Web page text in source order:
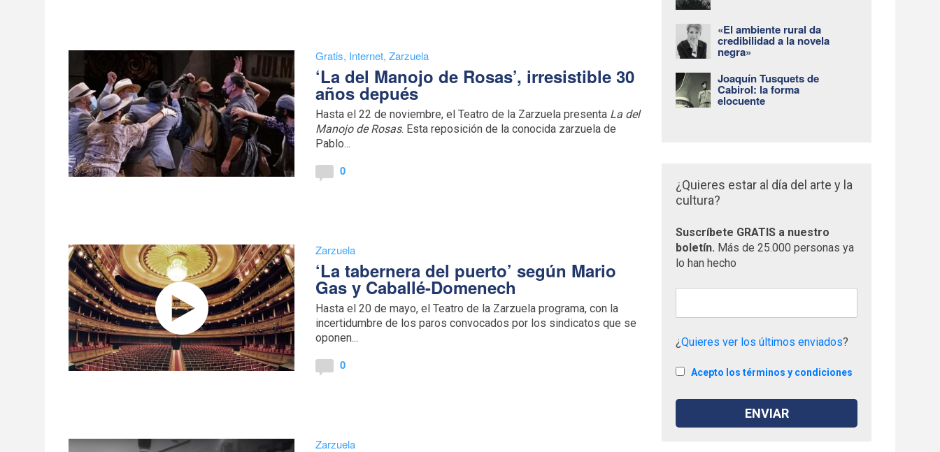
Gratis, Internet,Zarzuela
‘La del Manojo de Rosas’, irresistible 30
años depués
Hasta el 22 de noviembre, el Teatro de la Zarzuela presenta La del
Manojo de Rosas. Esta reposición de la conocida zarzuela de
Pablo...
0
Zarzuela
‘La tabernera del puerto’ según Mario
Gas y Caballé-Domenech
Hasta el 20 de mayo, el Teatro de la Zarzuela programa, con la
incertidumbre de los paros convocados por los sindicatos que se
oponen...
0
Zarzuela
«El ambiente rural da
credibilidad a la novela
negra»
Joaquín Tusquets de
Cabirol: la forma
elocuente
¿Quieres estar al día del arte y la
cultura?
Suscríbete GRATIS a nuestro
boletín. Más de 25.000 personas ya
lo han hecho
¿Quieres ver los últimos enviados?
Acepto los términos y condiciones